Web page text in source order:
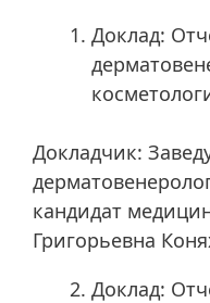
Доклад:
Докладчик:
кандидат
Григорьевна
Доклад: